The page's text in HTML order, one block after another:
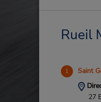
Rueil
1 Saint
27